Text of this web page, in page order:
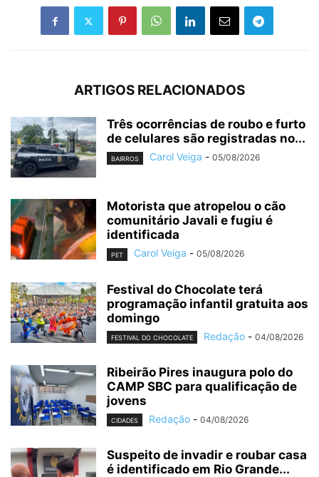
ARTIGOS RELACIONADOS
Três ocorrências de roubo e furto
de celulares são registradas no...
BAIRROS Carol Veiga - 05/08/2026
Motorista que atropelou o cão
comunitário Javali e fugiu é
identificada
PET Carol Veiga - 05/08/2026
Festival do Chocolate terá
programação infantil gratuita aos
domingo
FESTIVAL DO CHOCOLATE Redação - 04/08/2026
Ribeirão Pires inaugura polo do
CAMP SBC para qualificação de
jovens
CIDADES Redação - 04/08/2026
Suspeito de invadir e roubar casa
é identificado em Rio Grande...